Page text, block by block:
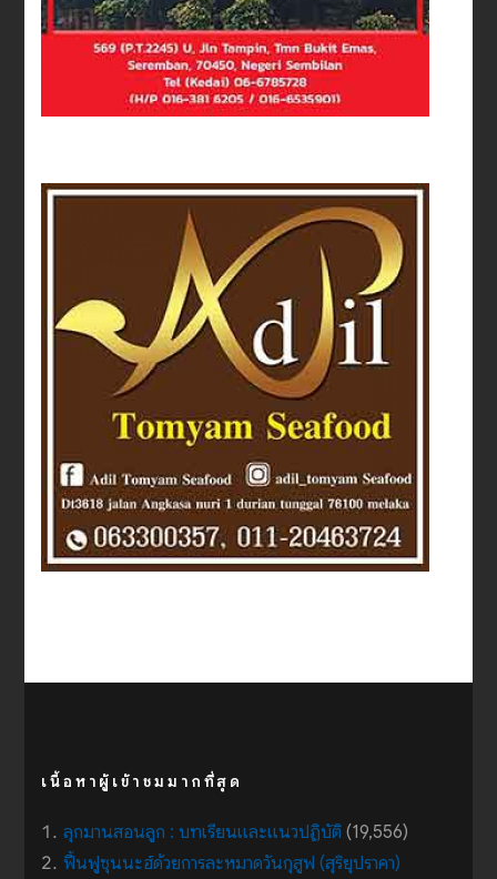
เนื้อหาผู้เข้าชมมากที่สุด
ลุกมานสอนลูก : บทเรียนและแนวปฏิบัติ (19,556)
ฟื้นฟูซุนนะฮ์ด้วยการละหมาดวันกุสูฟ (สุริยุปราคา)